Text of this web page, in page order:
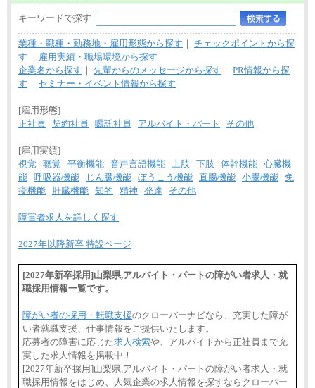
キーワードで探す
業種・職種・勤務地・雇用形態から探す ｜ チェックポイントから探
す ｜
雇用実績・職場環境から探す
企業名から探す ｜ 先輩からのメッセージから探す ｜ PR情報から探
す ｜ セミナー・イベント情報から探す
[雇用形態]
正社員
契約社員 嘱託社員 アルバイト・パート その他
[雇用実績]
視覚
聴覚 平衡機能 音声言語機能 上肢 下肢 体幹機能 心臓機
能 呼吸器機能 じん臓機能 ぼうこう機能 直腸機能 小腸機能 免
疫機能
肝臓機能 知的 精神 発達 その他
障害者求人を詳しく探す
2027年以降新卒 特設ページ
[2027年新卒採用]山梨県,アルバイト・パートの障がい者求人・就
職採用情報一覧です。
障がい者の採用・転職支援のクローバーナビなら、充実した障が
い者就職支援、仕事情報をご提供いたします。
応募者の障害に応じた求人検索や、アルバイトから正社員まで充
実した求人情報を掲載中！
[2027年新卒採用]山梨県,アルバイト・パートの障がい者求人・就
職採用情報をはじめ、人気企業の求人情報を探すならクローバー